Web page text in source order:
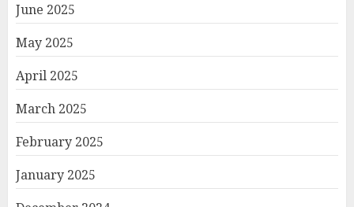
June 2025
May 2025
April 2025
March 2025
February 2025
January 2025